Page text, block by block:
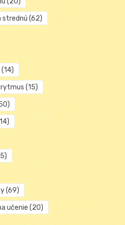
strednú (62)
(14)
rytmus (15)
(69)
učenie (20)